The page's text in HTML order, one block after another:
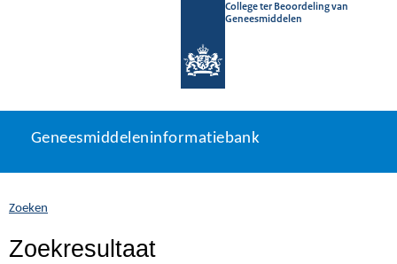
College ter Beoordeling van
Geneesmiddelen
naar
Geneesmiddeleninformatiebank
U
zich
hier:
Geneesmiddeleninformatiebank
Zoeken
Zoekresultaat